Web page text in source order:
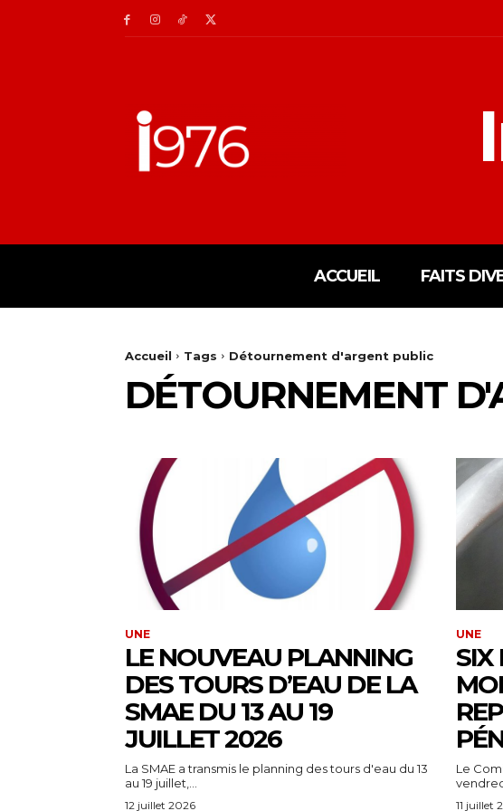
ACCUEIL FAITS
Accueil Tags Détournement d'argent public
DÉTOURNEMENT
UNE
LE NOUVEAU PLANNING
DES TOURS D’EAU DE LA
SMAE DU 13 AU 19
JUILLET 2026
La SMAE a transmis le planning des tours d'eau du 13
au 19 juillet,...
12 juillet 2026
UNE
SIX
Le
11 juillet